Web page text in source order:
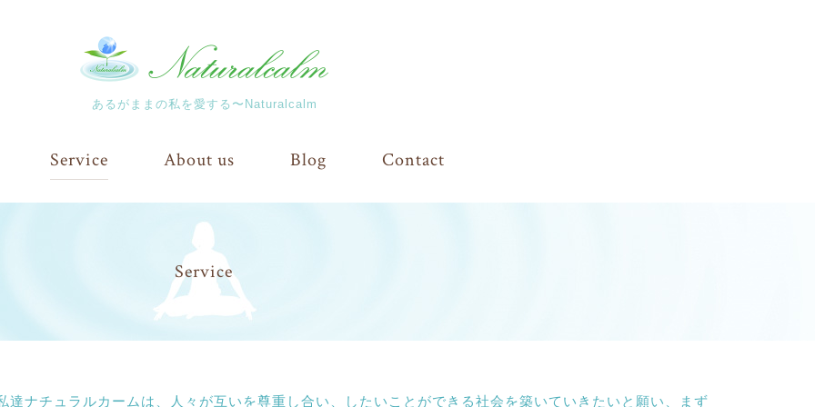
あるがままの私を愛する〜Naturalcalm
Service About us Blog Contact
Service
達ナチュラルカームは、人々が互いを尊重し合い、したいことができる社会を築いていきたいと願い、まず